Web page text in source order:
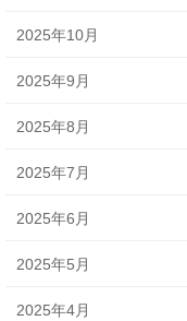
2025年10月
2025年9月
2025年8月
2025年7月
2025年6月
2025年5月
2025年4月